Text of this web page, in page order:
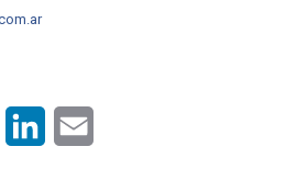
Twitter LinkedIn